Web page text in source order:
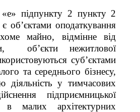
підпункту 2 пункту 2
об’єктами оподаткування
майно, відмінне від
об’єкти нежитлової
суб’єктами
та середнього бізнесу,
у тимчасових
підприємницької
в малих архітектурних